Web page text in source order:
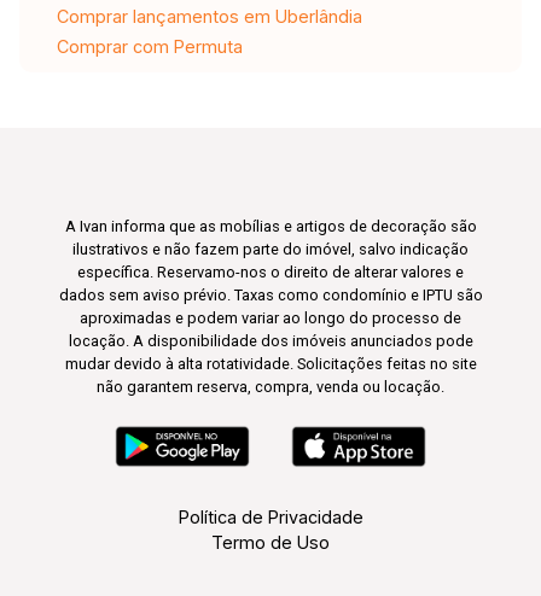
Comprar lançamentos em Uberlândia
Comprar com Permuta
A Ivan informa que as mobílias e artigos de decoração são
ilustrativos e não fazem parte do imóvel, salvo indicação
específica. Reservamo-nos o direito de alterar valores e
dados sem aviso prévio. Taxas como condomínio e IPTU são
aproximadas e podem variar ao longo do processo de
locação. A disponibilidade dos imóveis anunciados pode
mudar devido à alta rotatividade. Solicitações feitas no site
não garantem reserva, compra, venda ou locação.
Política de Privacidade
Termo de Uso